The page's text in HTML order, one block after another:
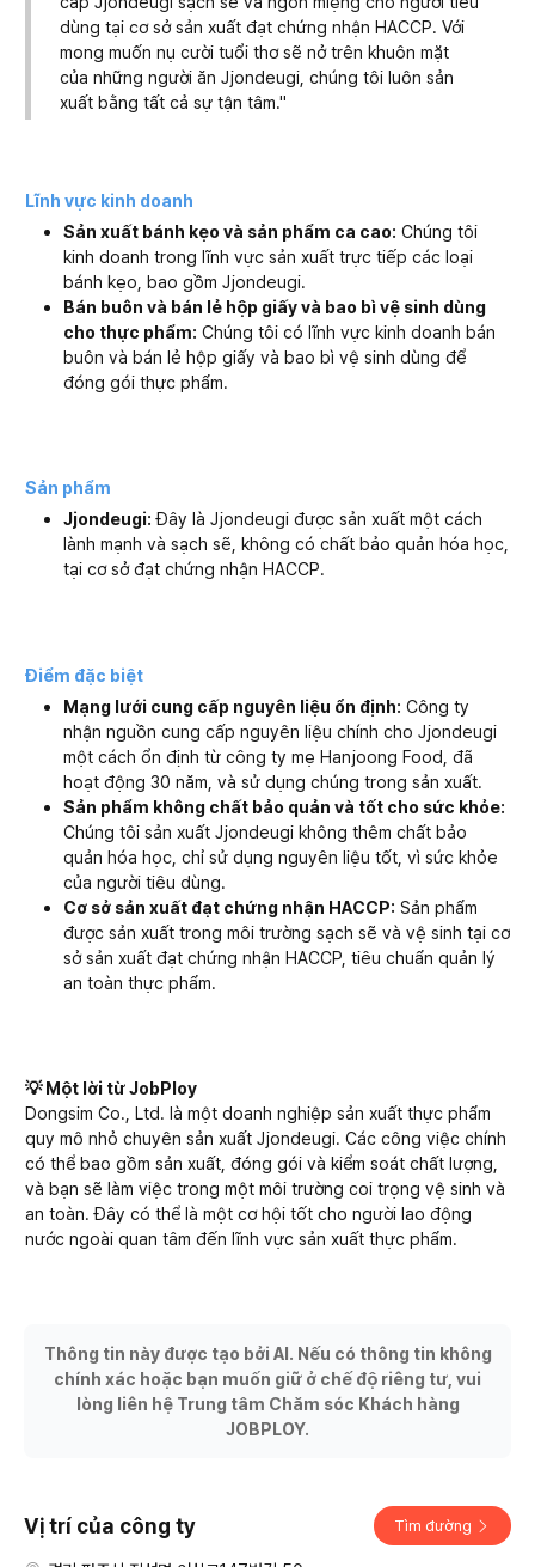
dùng tại cơ sở sản xuất đạt chứng nhận HACCP. Với
mong muốn nụ cười tuổi thơ sẽ nở trên khuôn mặt
của những người ăn Jjondeugi, chúng tôi luôn sản
xuất bằng tất cả sự tận tâm."
Lĩnh vực kinh doanh
Sản xuất bánh kẹo và sản phẩm ca cao: Chúng tôi
kinh doanh trong lĩnh vực sản xuất trực tiếp các loại
bánh kẹo, bao gồm Jjondeugi.
Bán buôn và bán lẻ hộp giấy và bao bì vệ sinh dùng
cho thực phẩm: Chúng tôi có lĩnh vực kinh doanh bán
buôn và bán lẻ hộp giấy và bao bì vệ sinh dùng để
đóng gói thực phẩm.
Sản phẩm
Jjondeugi: Đây là Jjondeugi được sản xuất một cách
lành mạnh và sạch sẽ, không có chất bảo quản hóa học,
tại cơ sở đạt chứng nhận HACCP.
Điểm đặc biệt
Mạng lưới cung cấp nguyên liệu ổn định: Công ty
nhận nguồn cung cấp nguyên liệu chính cho Jjondeugi
một cách ổn định từ công ty mẹ Hanjoong Food, đã
hoạt động 30 năm, và sử dụng chúng trong sản xuất.
Sản phẩm không chất bảo quản và tốt cho sức khỏe:
Chúng tôi sản xuất Jjondeugi không thêm chất bảo
quản hóa học, chỉ sử dụng nguyên liệu tốt, vì sức khỏe
của người tiêu dùng.
Cơ sở sản xuất đạt chứng nhận HACCP: Sản phẩm
được sản xuất trong môi trường sạch sẽ và vệ sinh tại cơ
sở sản xuất đạt chứng nhận HACCP, tiêu chuẩn quản lý
an toàn thực phẩm.
💡 Một lời từ JobPloy
Dongsim Co., Ltd. là một doanh nghiệp sản xuất thực phẩm
quy mô nhỏ chuyên sản xuất Jjondeugi. Các công việc chính
có thể bao gồm sản xuất, đóng gói và kiểm soát chất lượng,
và bạn sẽ làm việc trong một môi trường coi trọng vệ sinh và
an toàn. Đây có thể là một cơ hội tốt cho người lao động
nước ngoài quan tâm đến lĩnh vực sản xuất thực phẩm.
Thông tin này được tạo bởi AI. Nếu có thông tin không
chính xác hoặc bạn muốn giữ ở chế độ riêng tư, vui
lòng liên hệ Trung tâm Chăm sóc Khách hàng
JOBPLOY.
Vị trí của công ty Tìm đường